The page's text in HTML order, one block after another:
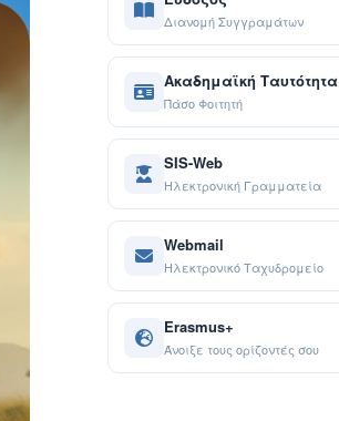
Διανομή Συγγραμάτων
Ακαδημαϊκή Ταυτότητα
Πάσο Φοιτητή
SIS-Web
Ηλεκτρονική Γραμματεία
Webmail
Ηλεκτρονικό Ταχυδρομείο
Erasmus+
Άνοιξε τους ορίζοντές σου